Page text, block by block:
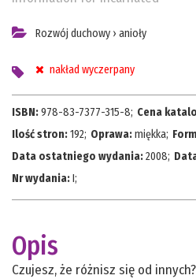
Rozwój duchowy › anioły
nakład wyczerpany
ISBN:978-83-7377-315-8; Cena
Ilość stron:192; Oprawa:miękka;
Data ostatniego wydania:2008;
Nr wydania:I;
Opis
Czujesz, że różnisz się od